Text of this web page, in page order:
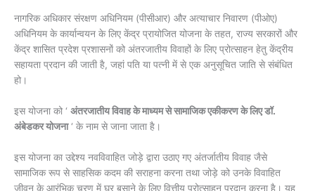
नागरिक अधिकार संरक्षण अधिनियम (पीसीआर) और अत्याचार निवारण (पीओए)
अधिनियम के कार्यान्वयन के लिए केंद्र प्रायोजित योजना के तहत, राज्य सरकारों और
केंद्र शासित प्रदेश प्रशासनों को अंतरजातीय विवाहों के लिए प्रोत्साहन हेतु केंद्रीय
सहायता प्रदान की जाती है, जहां पति या पत्नी में से एक अनुसूचित जाति से संबंधित
हो।
इस योजना को ‘ अंतरजातीय विवाह के माध्यम से सामाजिक एकीकरण के लिए डॉ.
अंबेडकर योजना‘ के नाम से जाना जाता है।
इस योजना का उद्देश्य नवविवाहित जोड़े द्वारा उठाए गए अंतर्जातीय विवाह जैसे
सामाजिक रूप से साहसिक कदम की सराहना करना तथा जोड़े को उनके विवाहित
जीवन के आरंभिक चरण में घर बसाने के लिए वित्तीय प्रोत्साहन प्रदान करना है। यह